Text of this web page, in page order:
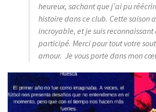
heureux, sachant que j’ai pu
histoire dans ce club. Cette saison
incroyable, et je suis reconnaissant
participé. Merci pour tout votre
amour. Je vous porte dans mon